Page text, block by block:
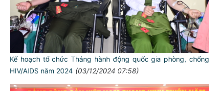
Kế hoạch tổ chức Tháng hành động quốc gia phòng, chống
HIV/AIDS năm 2024 (03/12/2024 07:58)